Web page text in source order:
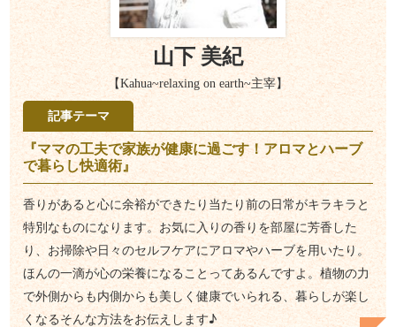
山下 美紀
【Kahua~relaxing on earth~主宰】
記事テーマ
『ママの工夫で家族が健康に過ごす！アロマとハーブ
で暮らし快適術』
香りがあると心に余裕ができたり当たり前の日常がキラキラと
特別なものになります。お気に入りの香りを部屋に芳香した
り、お掃除や日々のセルフケアにアロマやハーブを用いたり。
ほんの一滴が心の栄養になることってあるんですよ。植物の力
で外側からも内側からも美しく健康でいられる、暮らしが楽し
くなるそんな方法をお伝えします♪